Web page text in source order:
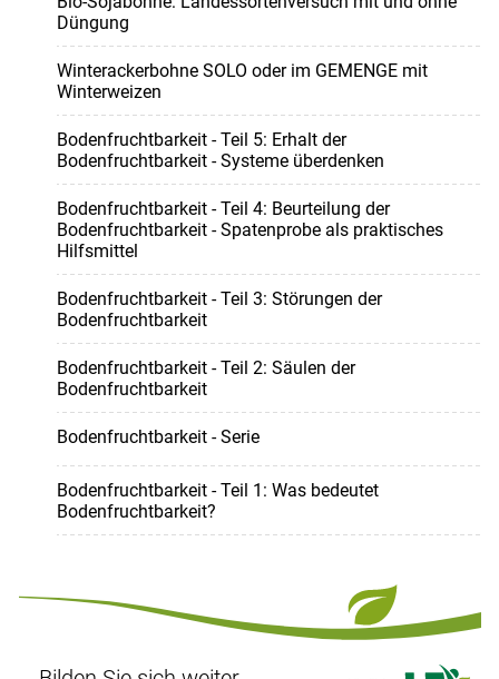
Düngung
Winterackerbohne SOLO oder im GEMENGE mit
Winterweizen
Bodenfruchtbarkeit - Teil 5: Erhalt der
Bodenfruchtbarkeit - Systeme überdenken
Bodenfruchtbarkeit - Teil 4: Beurteilung der
Bodenfruchtbarkeit - Spatenprobe als praktisches
Hilfsmittel
Bodenfruchtbarkeit - Teil 3: Störungen der
Bodenfruchtbarkeit
Bodenfruchtbarkeit - Teil 2: Säulen der
Bodenfruchtbarkeit
Bodenfruchtbarkeit - Serie
Bodenfruchtbarkeit - Teil 1: Was bedeutet
Bodenfruchtbarkeit?